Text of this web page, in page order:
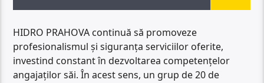
HIDRO PRAHOVA continuă să promoveze
profesionalismul și siguranța serviciilor oferite,
investind constant în dezvoltarea competențelor
angajaților săi. În acest sens, un grup de 20 de